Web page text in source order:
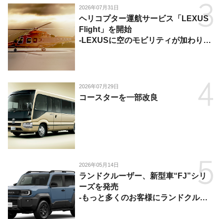
2026年07月31日
ヘリコプター運航サービス「LEXUS
Flight」を開始
-LEXUSに空のモビリティが加わり、
2026年07月29日
コースターを一部改良
2026年05月14日
ランドクルーザー、新型車“FJ”シリ
ーズを発売
-もっと多くのお客様にランドクルー